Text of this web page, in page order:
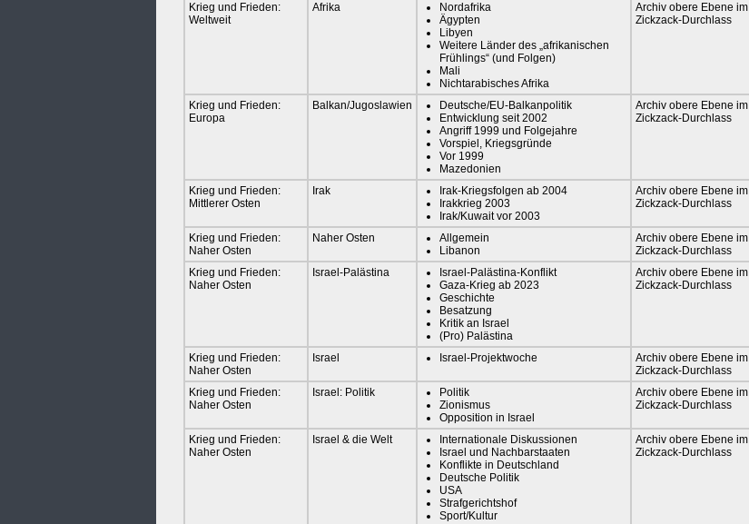
Krieg und Frieden:
Weltweit
Afrika
Nordafrika
Ägypten
Libyen
Weitere Länder des „afrikanischen
Frühlings“ (und Folgen)
Mali
Nichtarabisches Afrika
Archiv obere Ebene im
Zickzack-Durchlass
Krieg und Frieden:
Europa
Balkan/Jugoslawien
Deutsche/EU-Balkanpolitik
Entwicklung seit 2002
Angriff 1999 und Folgejahre
Vorspiel, Kriegsgründe
Vor 1999
Mazedonien
Archiv obere Ebene im
Zickzack-Durchlass
Krieg und Frieden:
Mittlerer Osten
Irak
Irak-Kriegsfolgen ab 2004
Irakkrieg 2003
Irak/Kuwait vor 2003
Archiv obere Ebene im
Zickzack-Durchlass
Krieg und Frieden:
Naher Osten
Naher Osten
Allgemein
Libanon
Archiv obere Ebene im
Zickzack-Durchlass
Krieg und Frieden:
Naher Osten
Israel-Palästina
Israel-Palästina-Konflikt
Gaza-Krieg ab 2023
Geschichte
Besatzung
Kritik an Israel
(Pro) Palästina
Archiv obere Ebene im
Zickzack-Durchlass
Krieg und Frieden:
Naher Osten
Israel Israel-Projektwoche
Archiv obere Ebene im
Zickzack-Durchlass
Krieg und Frieden:
Naher Osten
Israel: Politik
Politik
Zionismus
Opposition in Israel
Archiv obere Ebene im
Zickzack-Durchlass
Krieg und Frieden:
Naher Osten
Israel & die Welt
Internationale Diskussionen
Israel und Nachbarstaaten
Konflikte in Deutschland
Deutsche Politik
USA
Strafgerichtshof
Sport/Kultur
Archiv obere Ebene im
Zickzack-Durchlass